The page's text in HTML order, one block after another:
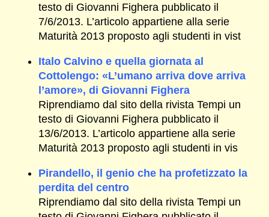
testo di Giovanni Fighera pubblicato il
7/6/2013. L’articolo appartiene alla serie
Maturità 2013 proposto agli studenti in vist
Italo Calvino e quella giornata al
Cottolengo: «L’umano arriva dove arriva
l’amore», di Giovanni Fighera
Riprendiamo dal sito della rivista Tempi un
testo di Giovanni Fighera pubblicato il
13/6/2013. L’articolo appartiene alla serie
Maturità 2013 proposto agli studenti in vis
Pirandello, il genio che ha profetizzato la
perdita del centro
Riprendiamo dal sito della rivista Tempi un